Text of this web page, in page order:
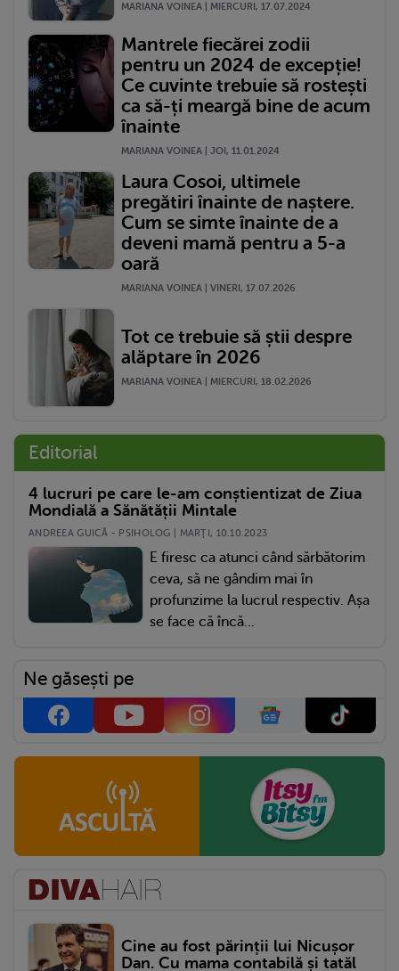
MARIANA VOINEA | MIERCURI, 17.07.2024
Mantrele fiecărei zodii
pentru un 2024 de excepție!
Ce cuvinte trebuie să rostești
ca să-ți meargă bine de acum
înainte
MARIANA VOINEA | JOI, 11.01.2024
Laura Cosoi, ultimele
pregătiri înainte de naștere.
Cum se simte înainte de a
deveni mamă pentru a 5-a
oară
MARIANA VOINEA | VINERI, 17.07.2026
Tot ce trebuie să știi despre
alăptare în 2026
MARIANA VOINEA | MIERCURI, 18.02.2026
Editorial
4 lucruri pe care le-am conștientizat de Ziua
Mondială a Sănătății Mintale
ANDREEA GUICĂ - PSIHOLOG | MARŢI, 10.10.2023
E firesc ca atunci când sărbătorim
ceva, să ne gândim mai în
profunzime la lucrul respectiv. Așa
se face că încă...
Ne găsești pe
Cine au fost părinții lui Nicușor
Dan. Cu mama contabilă și tatăl